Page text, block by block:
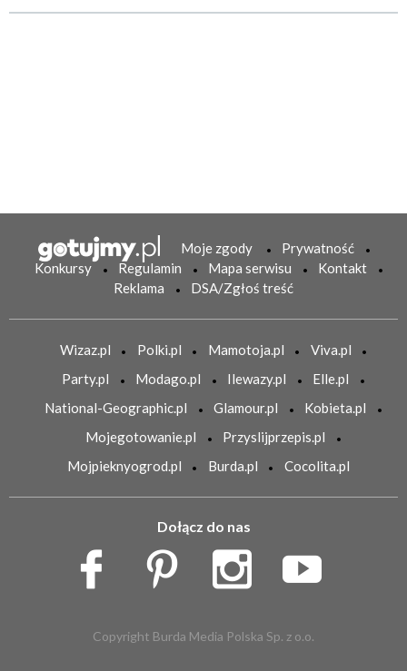
Moje zgody
Prywatność
Konkursy
Regulamin Mapa serwisu
Kontakt
Reklama
DSA/Zgłoś treść
Wizaz.pl Polki.pl Mamotoja.pl
Viva.pl
Party.pl
Modago.pl Ilewazy.pl
Elle.pl
National-Geographic.pl
Glamour.pl
Kobieta.pl
Mojegotowanie.pl
Przyslijprzepis.pl
Mojpieknyogrod.pl
Burda.pl Cocolita.pl
Dołącz do nas
Copyright Burda Media Polska Sp. z o.o.